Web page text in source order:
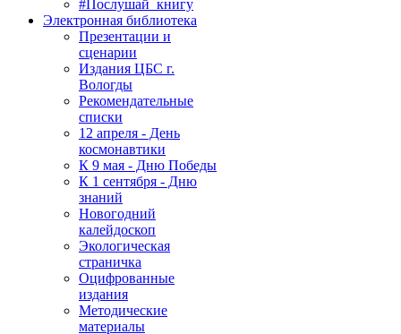
#Послушай_книгу
Электронная библиотека
Презентации и
сценарии
Издания ЦБС г.
Вологды
Рекомендательные
списки
12 апреля - День
космонавтики
К 9 мая - Дню Победы
К 1 сентября - Дню
знаний
Новогодний
калейдоскоп
Экологическая
страничка
Оцифрованные
издания
Методические
материалы